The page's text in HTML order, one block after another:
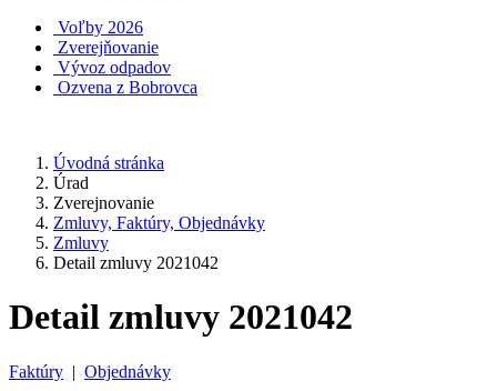
Voľby 2026
Zverejňovanie
Vývoz odpadov
Ozvena z Bobrovca
Úvodná stránka
Úrad
Zverejnovanie
Zmluvy, Faktúry, Objednávky
Zmluvy
Detail zmluvy 2021042
Detail zmluvy 2021042
Faktúry | Objednávky